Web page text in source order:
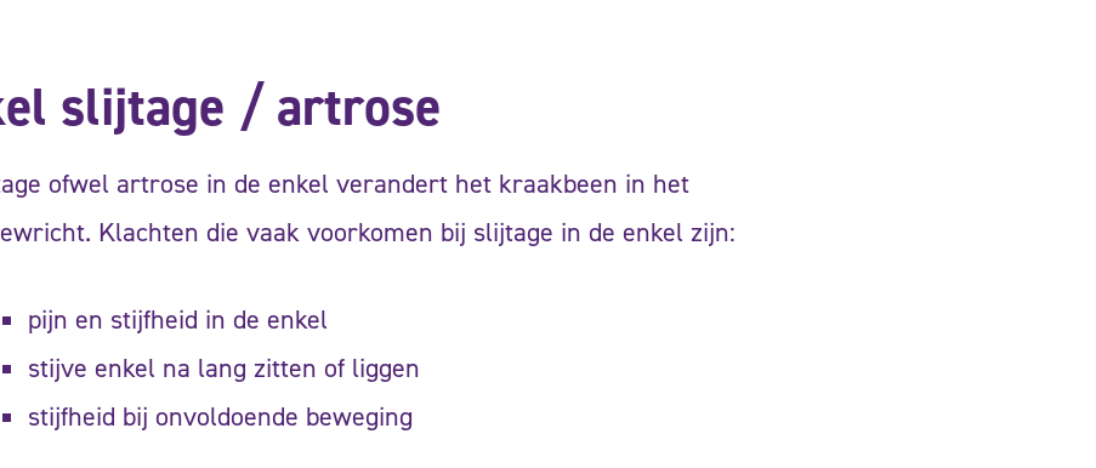
slijtage / artrose
ofwel artrose in de enkel verandert het kraakbeen in het
Klachten die vaak voorkomen bij slijtage in de enkel zijn:
pijn en stijfheid in de enkel
stijve enkel na lang zitten of liggen
stijfheid bij onvoldoende beweging